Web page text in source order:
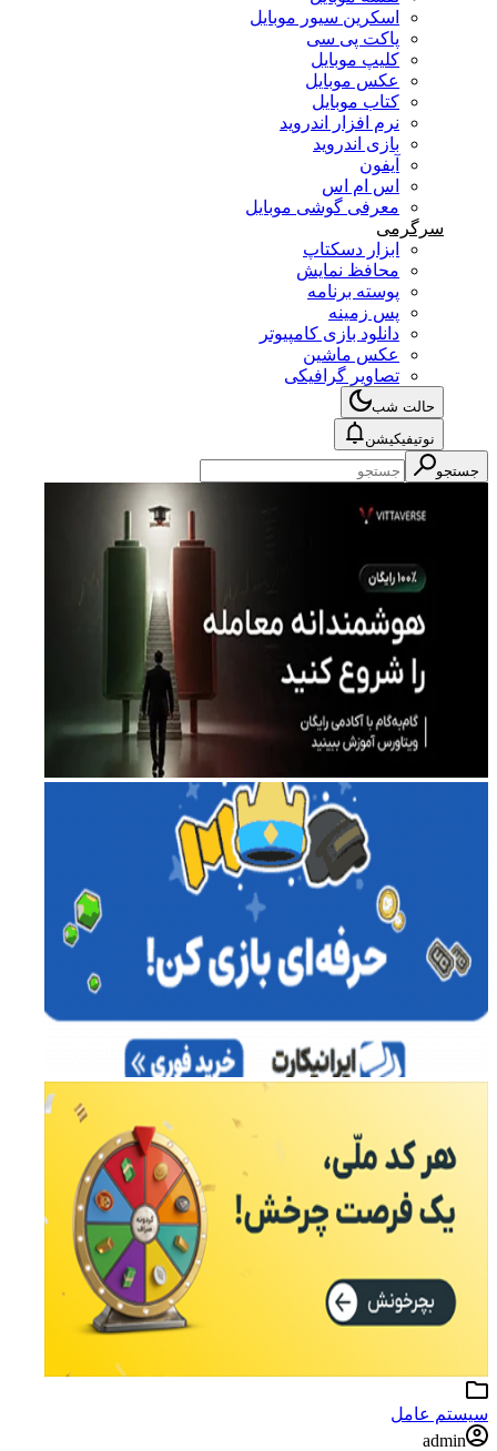
اسکرین سیور موبایل
پاکت پی سی
کلیپ موبایل
عکس موبایل
کتاب موبایل
نرم افزار اندروید
بازی اندروید
آیفون
اس ام اس
معرفی گوشی موبایل
سرگرمی
ابزار دسکتاپ
محافظ نمایش
پوسته برنامه
پس زمینه
دانلود بازی کامپیوتر
عکس ماشین
تصاویر گرافیکی
حالت شب
نوتیفیکیشن
جستجو
سیستم عامل
admin